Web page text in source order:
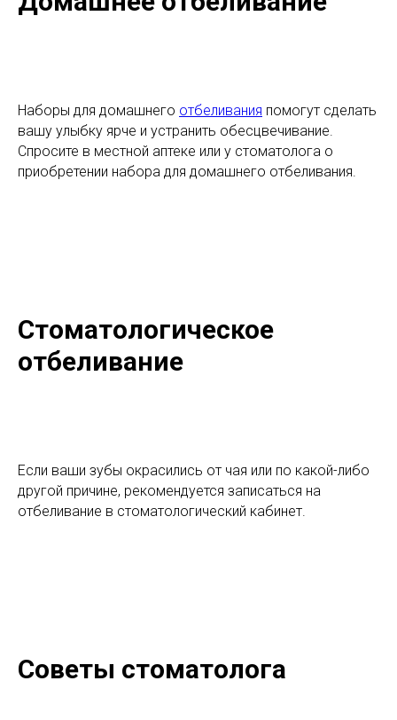
Наборы для домашнего отбеливания помогут сделать
вашу улыбку ярче и устранить обесцвечивание.
Спросите в местной аптеке или у стоматолога о
приобретении набора для домашнего отбеливания.
Стоматологическое
отбеливание
Если ваши зубы окрасились от чая или по какой-либо
другой причине, рекомендуется записаться на
отбеливание в стоматологический кабинет.
Советы стоматолога